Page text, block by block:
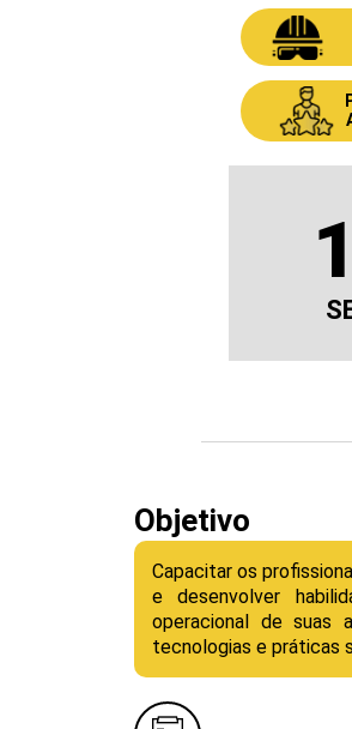
Objetivo
Capacitar os
e desenvolver
operacional de suas
tecnologias e práticas